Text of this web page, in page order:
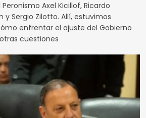
Axel Kicillof, Ricardo
y Sergio Zilotto. Allí, estuvimos
enfrentar el ajuste del Gobierno
cuestiones